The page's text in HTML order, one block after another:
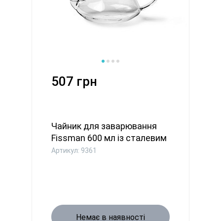
507 грн
Чайник для заварювання
Fissman 600 мл із сталевим
...
Артикул: 9361
Немає в наявності